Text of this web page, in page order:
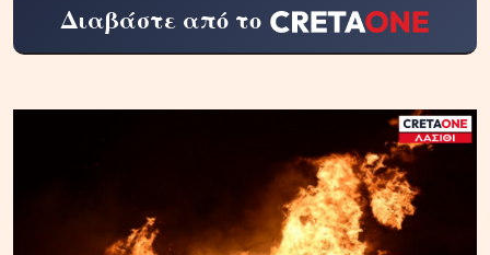
Διαβάστε από το